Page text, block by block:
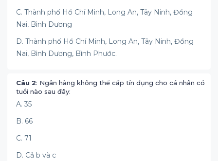
C. Thành phố Hồ Chí Minh, Long An, Tây Ninh, Đồng
Nai, Bình Dương
D. Thành phố Hồ Chí Minh, Long An, Tây Ninh, Đồng
Nai, Bình Dương, Bình Phước.
Câu 2: Ngân hàng không thể cấp tín dụng cho cá nhân có
tuổi nào sau đây:
A. 35
B. 66
C. 71
D. Cả b và c